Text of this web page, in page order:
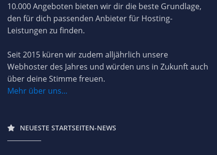
10.000 Angeboten bieten wir dir die beste Grundlage,
den für dich passenden Anbieter für Hosting-
Leistungen zu finden.
Seit 2015 küren wir zudem alljährlich unsere
Webhoster des Jahres und würden uns in Zukunft auch
über deine Stimme freuen.
Mehr über uns...
NEUESTE STARTSEITEN-NEWS